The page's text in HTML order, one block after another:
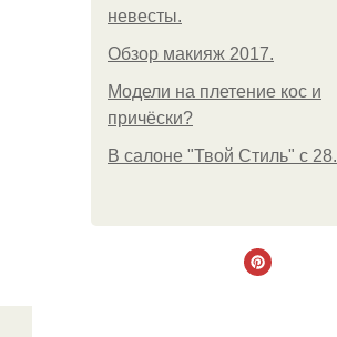
невесты.
Обзор макияж 2017.
Модели на плетение кос и
причёски?
В салоне "Твой Стиль" с 28.